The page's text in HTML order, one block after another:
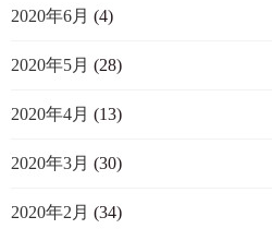
2020年6月 (4)
2020年5月 (28)
2020年4月 (13)
2020年3月 (30)
2020年2月 (34)